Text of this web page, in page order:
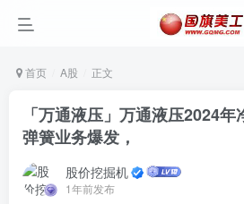
首页 A股 正文
「万通液压」万通液压2024
弹簧业务爆发，
股价挖掘机
1年前发布